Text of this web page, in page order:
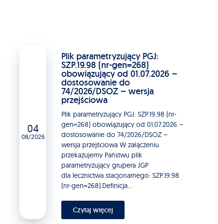
04
08/2026
Plik parametryzujący PGJ:
SZP.19.98 (nr-gen=268)
obowiązujący od 01.07.2026 –
dostosowanie do
74/2026/DSOZ – wersja
przejściowa
Plik parametryzujący PGJ: SZP.19.98 (nr-
gen=268) obowiązujący od 01.07.2026 –
dostosowanie do 74/2026/DSOZ –
wersja przejściowa W załączeniu
przekazujemy Państwu plik
parametryzujący grupera JGP
dla lecznictwa stacjonarnego: SZP.19.98
(nr-gen=268).Definicja...
Czytaj więcej